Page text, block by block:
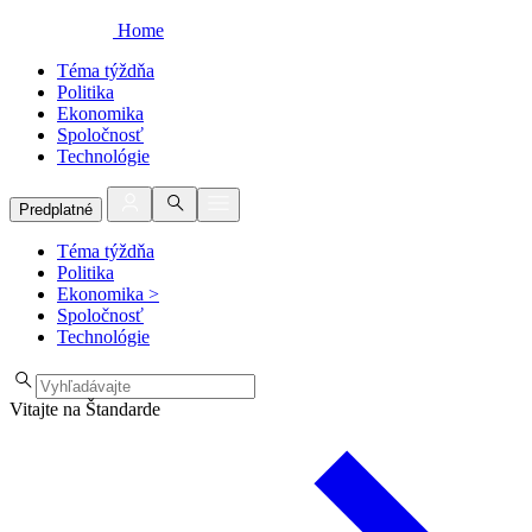
Home
Téma týždňa
Politika
Ekonomika
Spoločnosť
Technológie
Predplatné
Téma týždňa
Politika
Ekonomika >
Spoločnosť
Technológie
Vitajte na Štandarde